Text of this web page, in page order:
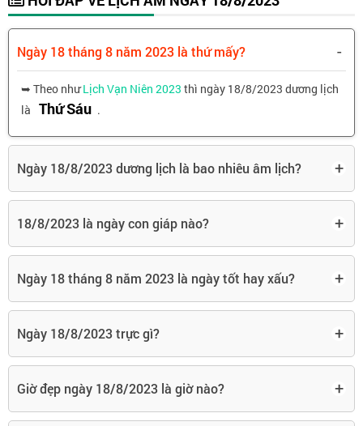
Ngày 18 tháng 8 năm 2023 là thứ mấy? -
➥ Theo nhưLịch Vạn Niên 2023 thì ngày 18/8/2023 dương lịch
là Thứ Sáu .
Ngày 18/8/2023 dương lịch là bao nhiêu âm lịch? +
18/8/2023 là ngày con giáp nào? +
Ngày 18 tháng 8 năm 2023 là ngày tốt hay xấu? +
Ngày 18/8/2023 trực gì? +
Giờ đẹp ngày 18/8/2023 là giờ nào? +